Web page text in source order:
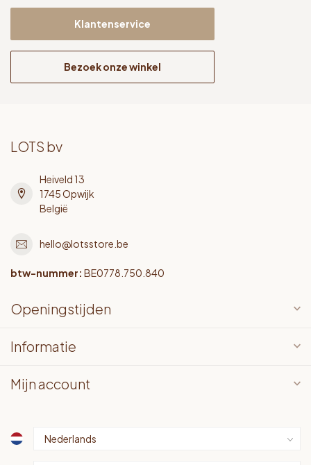
Klantenservice
Bezoek onze winkel
LOTS bv
Heiveld 13
1745 Opwijk
België
hello@lotsstore.be
btw-nummer: BE0778.750.840
Openingstijden
Informatie
Mijn account